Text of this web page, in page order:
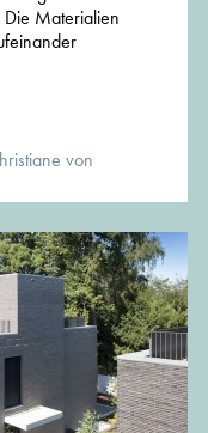
Materialien
von